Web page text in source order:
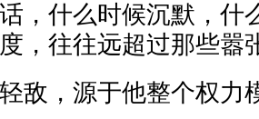
，什么时候沉默，什
，往往远超过那些嚣
敌，源于他整个权力